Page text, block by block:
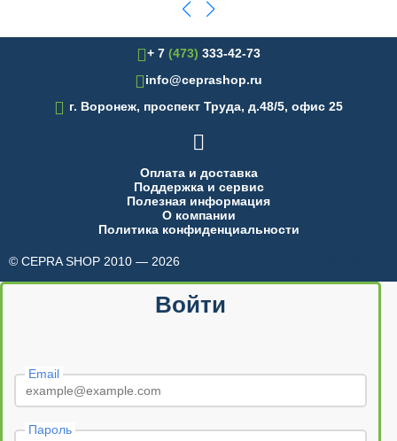
+ 7 (473) 333-42-73
info@ceprashop.ru
 г. Воронеж, проспект Труда, д.48/5, офис 25

Оплата и доставка
Поддержка и сервис
Полезная информация
О компании
Политика конфиденциальности
© CEPRA SHOP 2010 — 2026
Войти
Email
Пароль